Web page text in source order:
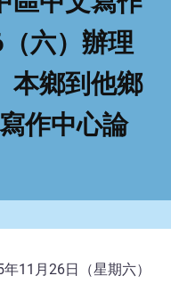
六）辦理
本鄉到他鄉
作中心論
11月26日（星期六）